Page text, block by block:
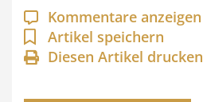
a
n
n
Kommentare anzeigen
Artikel speichern
Diesen Artikel drucken